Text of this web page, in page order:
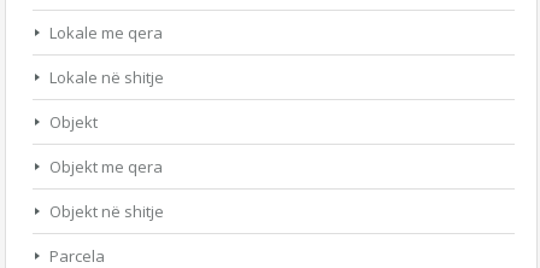
Lokale me qera
Lokale në shitje
Objekt
Objekt me qera
Objekt në shitje
Parcela